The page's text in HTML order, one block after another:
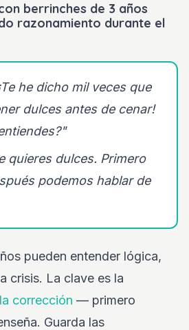
berrinches de 3 años
razonamiento durante el
he dicho mil veces que
dulces antes de cenar!
quieres dulces. Primero
podemos hablar de
pueden entender lógica,
crisis. La clave es la
corrección — primero
Guarda las